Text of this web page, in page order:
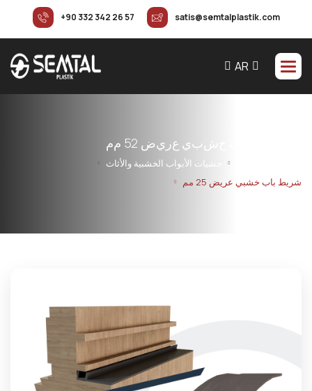
+90 332 342 26 57 satis@semtalplastik.com
AR
شبي عر يض 2
5 مم
حشيات الأبواب الخشبية والأثاث
شريط باب خشبي عريض 25 مم